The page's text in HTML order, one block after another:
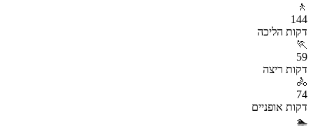
🚶
144
דקות הליכה
🏃
59
דקות ריצה
🚴
74
דקות אופניים
🏊